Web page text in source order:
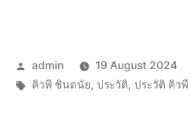
Posted
by
admin 19 August 2024
Tags:
คิวพี ชินดนัย, ประวัติ, ประวัติ คิว